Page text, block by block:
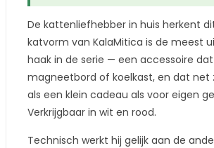
De kattenliefhebber in huis herkent
katvorm van KalaMitica is de meest
haak in de serie — een accessoire
magneetbord of koelkast, en dat net
als een klein cadeau als voor eigen
Verkrijgbaar in wit en rood.
Technisch werkt hij gelijk aan de